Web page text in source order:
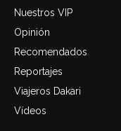
Nuestros VIP
Opinión
Recomendados
Reportajes
Viajeros Dakari
Vídeos